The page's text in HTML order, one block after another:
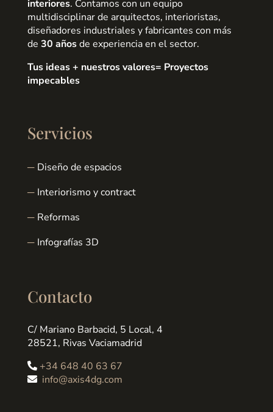
interiores. Contamos con un equipo
multidisciplinar de arquitectos, interioristas,
diseñadores industriales y fabricantes con más
de 30 añosde experiencia en el sector.
Tus ideas + nuestros valores= Proyectos
impecables
Servicios
Diseño de espacios
Interiorismo y contract
Reformas
Infografías 3D
Contacto
C/ Mariano Barbacid, 5 Local, 4
28521, Rivas Vaciamadrid
+34 648 40 63 67
info@axis4dg.com